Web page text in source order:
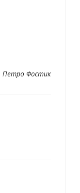
Петро Фостик